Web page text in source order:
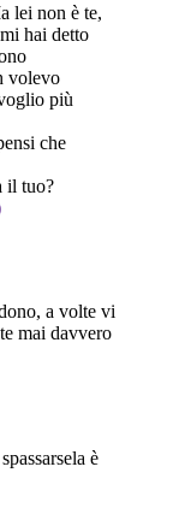
lei non è te,
hai detto
volevo
più
che
il tuo?
a volte vi
mai davvero
è